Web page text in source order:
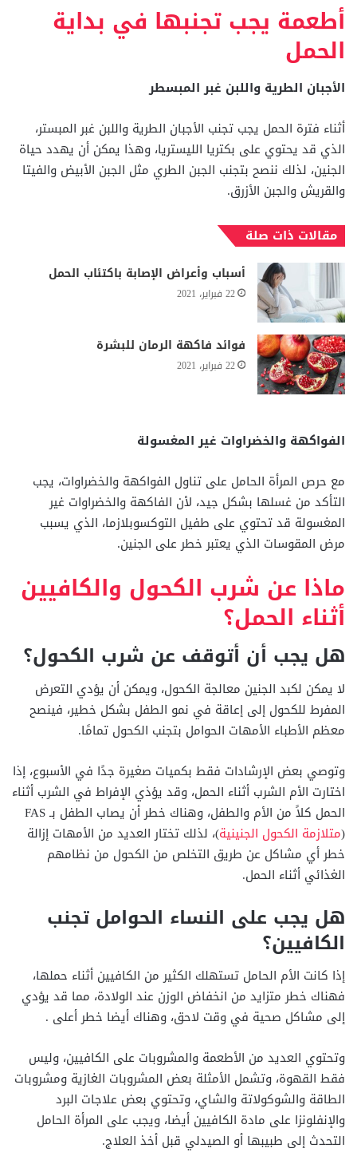
أطعمة يجب تجنبها في بداية
الحمل
الأجبان الطرية واللبن غبر المبسطر
أثناء فترة الحمل يجب تجنب الأجبان الطرية واللبن غبر المبستر،
الذي قد يحتوي على بكتريا الليستريا، وهذا يمكن أن يهدد حياة
الجنين، لذلك ننصح بتجنب الجبن الطري مثل الجبن الأبيض والفيتا
والقريش والجبن الأزرق.
مقالات ذات صلة
أسباب وأعراض الإصابة باكتئاب الحمل
22 فبراير، 2021
فوائد فاكهة الرمان للبشرة
22 فبراير، 2021
الفواكهة والخضراوات غير المغسولة
مع حرص المرأة الحامل على تناول الفواكهة والخضراوات، يجب
التأكد من غسلها بشكل جيد، لأن الفاكهة والخضراوات غير
المغسولة قد تحتوي على طفيل التوكسوبلازما، الذي يسبب
مرض المقوسات الذي يعتبر خطر على الجنين.
ماذا عن شرب الكحول والكافيين
أثناء الحمل؟
هل يجب أن أتوقف عن شرب الكحول؟
لا يمكن لكبد الجنين معالجة الكحول، ويمكن أن يؤدي التعرض
المفرط للكحول إلى إعاقة في نمو الطفل بشكل خطير، فينصح
معظم الأطباء الأمهات الحوامل بتجنب الكحول تمامًا.
وتوصي بعض الإرشادات فقط بكميات صغيرة جدًا في الأسبوع، إذا
اختارت الأم الشرب أثناء الحمل، وقد يؤذي الإفراط في الشرب أثناء
الحمل كلاً من الأم والطفل، وهناك خطر أن يصاب الطفل بـ FAS
(متلازمة الكحول الجنينية)، لذلك تختار العديد من الأمهات إزالة
خطر أي مشاكل عن طريق التخلص من الكحول من نظامهم
الغذائي أثناء الحمل.
هل يجب على النساء الحوامل تجنب
الكافيين؟
إذا كانت الأم الحامل تستهلك الكثير من الكافيين أثناء حملها،
فهناك خطر متزايد من انخفاض الوزن عند الولادة، مما قد يؤدي
إلى مشاكل صحية في وقت لاحق، وهناك أيضا خطر أعلى .
وتحتوي العديد من الأطعمة والمشروبات على الكافيين، وليس
فقط القهوة، وتشمل الأمثلة بعض المشروبات الغازية ومشروبات
الطاقة والشوكولاتة والشاي، وتحتوي بعض علاجات البرد
والإنفلونزا على مادة الكافيين أيضا، ويجب على المرأة الحامل
التحدث إلى طبيبها أو الصيدلي قبل أخذ العلاج.